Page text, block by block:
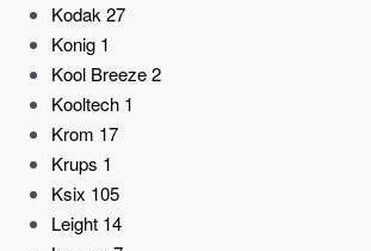
Kodak27
Konig 1
Kool Breeze2
Kooltech 1
Krom 17
Krups 1
Ksix 105
Leight 14